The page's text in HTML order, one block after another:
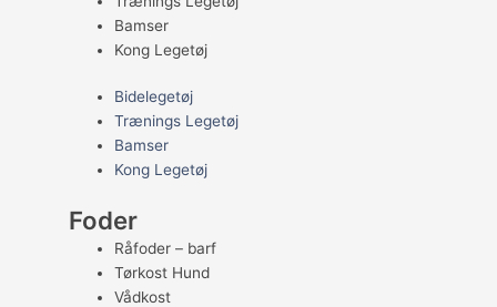
Bamser
Kong Legetøj
Bidelegetøj
Trænings Legetøj
Bamser
Kong Legetøj
Foder
Råfoder – barf
Tørkost Hund
Vådkost